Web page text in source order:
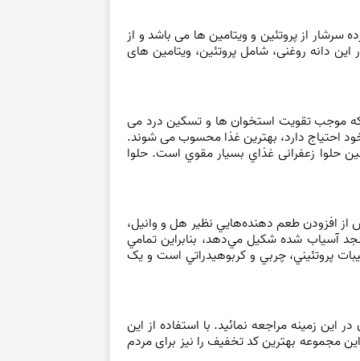
از پروتئین و ویتامین ها می باشد و از
دانه روغنی، شامل پروتئین‏، ویتامین های
موجب تقویت استخوان ها و تسکین درد می
احتیاج دارد، بهترین غذا محسوب می شوند.
حلوا زعفرانی غذاي بسيار مقوي است. حلوا
افزودن طعم دهنده‌هايي نظير هل و وانيل،
آسياب شده شکيل مي‌دهد، بنابراین تمامي
پروتئيني، چربي و کربوهيدراتي است و يک
زمینه مراجعه نمائید. با استفاده از این
مجموعه بهترین کد تخفیف را نیز برای مردم